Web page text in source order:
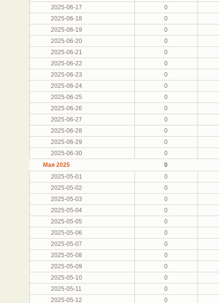
2025-06-17
0
2025-06-18
0
2025-06-19
0
2025-06-20
0
2025-06-21
0
2025-06-22
0
2025-06-23
0
2025-06-24
0
2025-06-25
0
2025-06-26
0
2025-06-27
0
2025-06-28
0
2025-06-29
0
2025-06-30
0
Мая 2025
0
2025-05-01
0
2025-05-02
0
2025-05-03
0
2025-05-04
0
2025-05-05
0
2025-05-06
0
2025-05-07
0
2025-05-08
0
2025-05-09
0
2025-05-10
0
2025-05-11
0
2025-05-12
0